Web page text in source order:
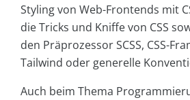
Styling von Web-Frontends mit
die Tricks und Kniffe von CSS
den Präprozessor SCSS, CSS-
Tailwind oder generelle
Auch beim Thema